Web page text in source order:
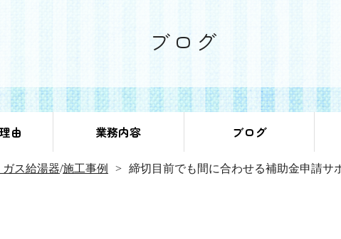
ブログ
由 業務内容 ブログ
ス給湯器/施工事例 締切目前でも間に合わせる補助金申請サ